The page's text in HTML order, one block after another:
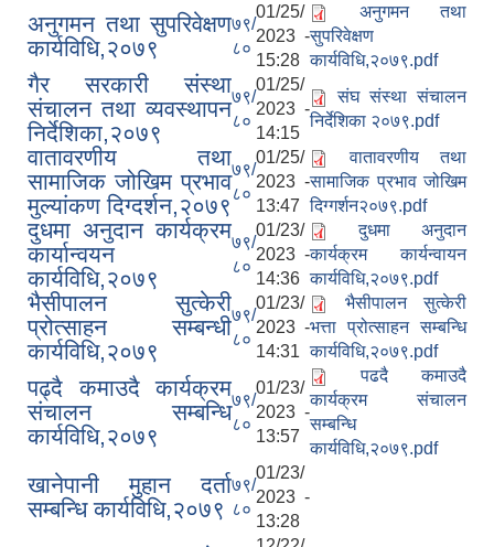
अनुगमन तथा सुपरिवेक्षण
कार्यविधि,२०७९
७९/
८०
01/25/
2023 -
15:28
अनुगमन तथा
सुपरिवेक्षण
कार्यविधि,२०७९.pdf
गैर सरकारी संस्था
संचालन तथा व्यवस्थापन
निर्देशिका,२०७९
७९/
८०
01/25/
2023 -
14:15
संघ संस्था संचालन
निर्देशिका २०७९.pdf
वातावरणीय तथा
सामाजिक जोखिम प्रभाव
मुल्यांकण दिग्दर्शन,२०७९
७९/
८०
01/25/
2023 -
13:47
वातावरणीय तथा
सामाजिक प्रभाव जोखिम
दिग्गर्शन२०७९.pdf
दुधमा अनुदान कार्यक्रम
कार्यान्वयन
कार्यविधि,२०७९
७९/
८०
01/23/
2023 -
14:36
दुधमा अनुदान
कार्यक्रम कार्यन्वायन
कार्यविधि,२०७९.pdf
भैसीपालन सुत्केरी
प्रोत्साहन सम्बन्धी
कार्यविधि,२०७९
७९/
८०
01/23/
2023 -
14:31
भैसीपालन सुत्केरी
भत्ता प्रोत्साहन सम्बन्धि
कार्यविधि,२०७९.pdf
पढ्दै कमाउदै कार्यक्रम
संचालन सम्बन्धि
कार्यविधि,२०७९
७९/
८०
01/23/
2023 -
13:57
पढदै कमाउदै
कार्यक्रम संचालन
सम्बन्धि
कार्यविधि,२०७९.pdf
खानेपानी मुहान दर्ता
सम्बन्धि कार्यविधि,२०७९
७९/
८०
01/23/
2023 -
13:28